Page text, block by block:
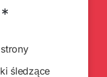
śledzące